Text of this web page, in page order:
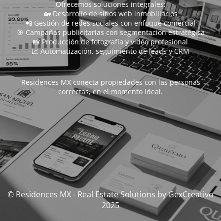
Ofrecemos soluciones integrales:
🏡 Desarrollo de sitios web inmobiliarios
📲 Gestión de redes sociales con enfoque comercial
🎯 Campañas publicitarias con segmentación estratégica
📸 Producción de fotografía y video profesional
📈 Automatización, seguimiento de leads y CRM
Residences MX conecta propiedades con las personas
correctas, en el momento ideal.
© Residences MX - Real Estate Solutions by GexCreativo
2025